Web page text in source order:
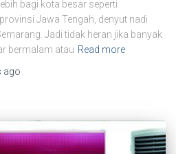
bagi kota besar seperti
Jawa Tengah, denyut nadi
Jadi tidak heran jika banyak
bermalam atau Read more
ago